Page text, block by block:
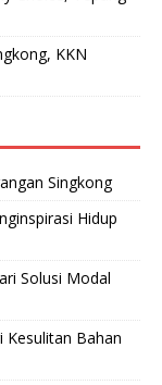
KKN
Singkong
Hidup
Solusi Modal
Kesulitan Bahan